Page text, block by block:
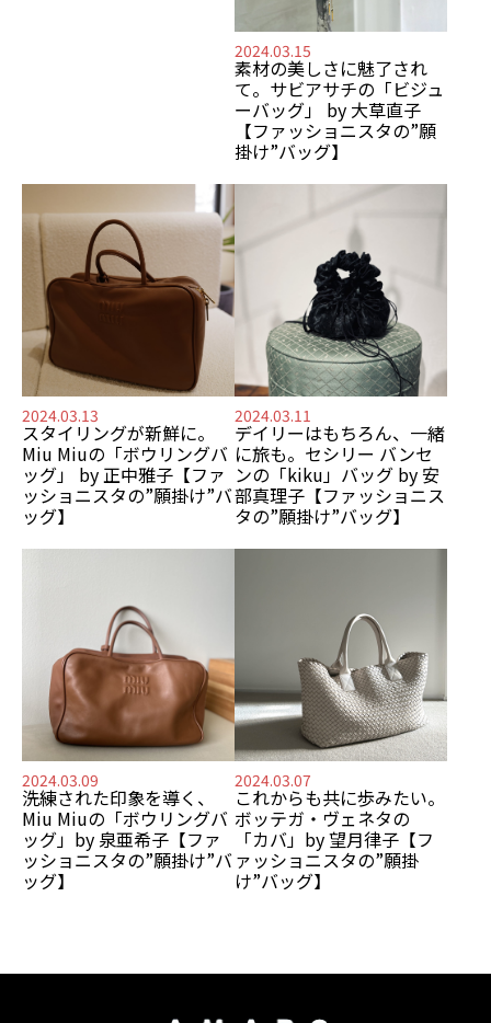
2024.03.15
素材の美しさに魅了され
て。サビアサチの「ビジュ
ーバッグ」 by 大草直子
【ファッショニスタの”願
掛け”バッグ】
2024.03.13
スタイリングが新鮮に。
Miu Miuの「ボウリングバ
ッグ」 by 正中雅子【ファ
ッショニスタの”願掛け”バ
ッグ】
2024.03.11
デイリーはもちろん、一緒
に旅も。セシリー バンセ
ンの「kiku」バッグ by 安
部真理子【ファッショニス
タの”願掛け”バッグ】
2024.03.09
洗練された印象を導く、
Miu Miuの「ボウリングバ
ッグ」by 泉亜希子【ファ
ッショニスタの”願掛け”バ
ッグ】
2024.03.07
これからも共に歩みたい。
ボッテガ・ヴェネタの
「カバ」by 望月律子【フ
ァッショニスタの”願掛
け”バッグ】